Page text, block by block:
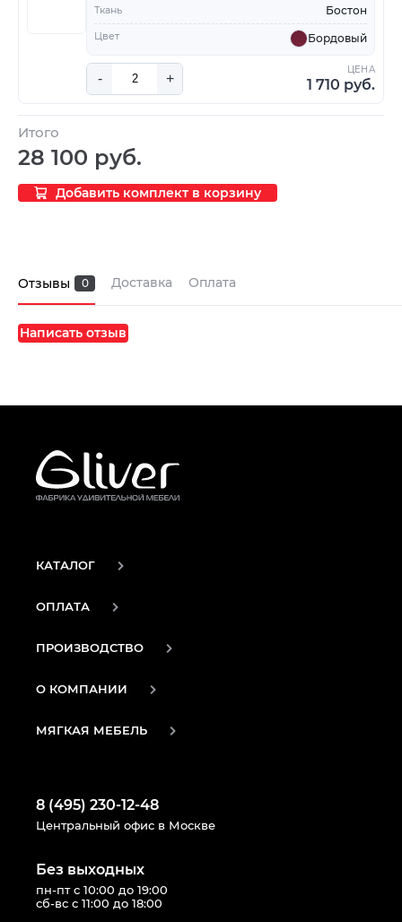
Ткань Бостон
Цвет Бордовый
- +
ЦЕНА
1 710 руб.
Итого
28 100 руб.
Добавить комплект в корзину
Отзывы 0 Доставка Оплата
Написать отзыв
КАТАЛОГ
ОПЛАТА
ПРОИЗВОДСТВО
О КОМПАНИИ
МЯГКАЯ МЕБЕЛЬ
8 (495) 230-12-48
Центральный офис в Москве
Без выходных
пн-пт с 10:00 до 19:00
сб-вс с 11:00 до 18:00